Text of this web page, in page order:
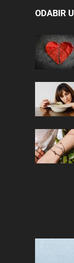
ODABIR